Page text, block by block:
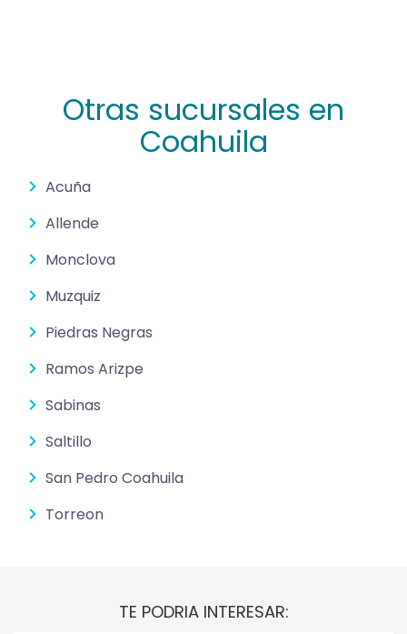
Otras sucursales en
Coahuila
Acuña
Allende
Monclova
Muzquiz
Piedras Negras
Ramos Arizpe
Sabinas
Saltillo
San Pedro Coahuila
Torreon
TE PODRIA INTERESAR: